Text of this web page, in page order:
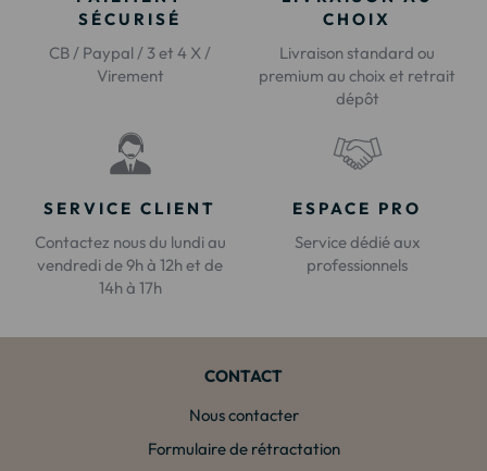
SÉCURISÉ
CB / Paypal / 3 et 4 X /
Virement
CHOIX
Livraison standard ou
premium au choix et retrait
dépôt
SERVICE CLIENT
Contactez nous du lundi au
vendredi de 9h à 12h et de
14h à 17h
ESPACE PRO
Service dédié aux
professionnels
CONTACT
Nous contacter
Formulaire de rétractation